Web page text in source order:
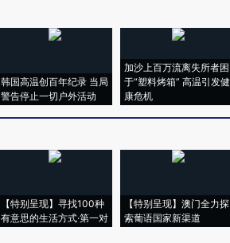
韩国高温创百年纪录 当局
警告停止一切户外活动
加沙上百万流离失所者困
于“塑料烤箱” 高温引发健
康危机
【特别呈现】寻找100种
有意思的生活方式·第一对
【特别呈现】澳门全力探
索葡语国家新渠道